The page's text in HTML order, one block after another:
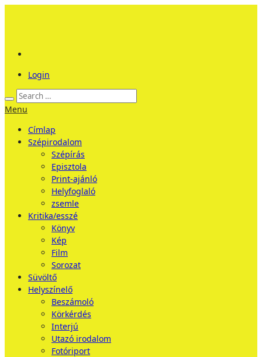
Login
Menu
Címlap
Szépirodalom
Szépírás
Episztola
Print-ajánló
Helyfoglaló
zsemle
Kritika/esszé
Könyv
Kép
Film
Sorozat
Süvöltő
Helyszínelő
Beszámoló
Körkérdés
Interjú
Utazó irodalom
Fotóriport